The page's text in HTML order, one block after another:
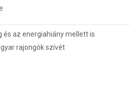
és az energiahiány mellett is
rajongók szívét